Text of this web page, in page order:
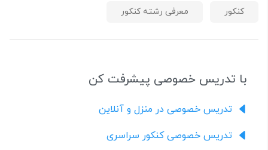
کنکور معرفی رشته کنکور
با تدریس خصوصی پیشرفت کن
تدریس خصوصی در منزل و آنلاین
تدریس خصوصی کنکور سراسری